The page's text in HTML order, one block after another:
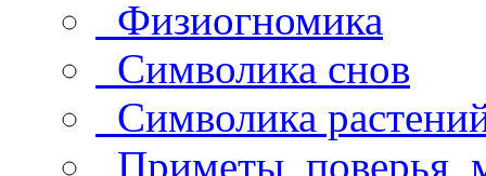
Физиогномика
Символика снов
Символика
Приметы, поверья,